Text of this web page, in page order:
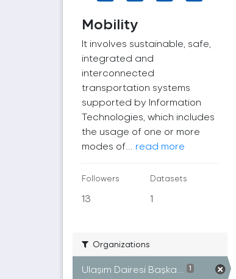
Mobility
It involves sustainable, safe,
integrated and
interconnected
transportation systems
supported by Information
Technologies, which includes
the usage of one or more
modes of... read more
Followers
13
Datasets
1
Organizations
Ulaşım Dairesi Başka... 1